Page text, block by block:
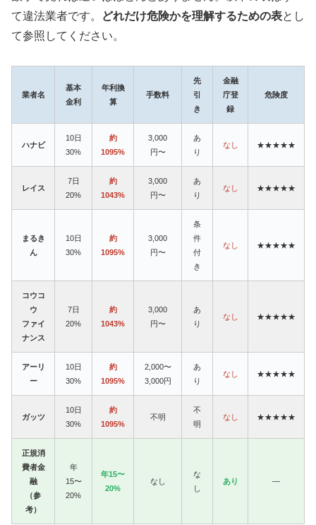
て違法業者です。
どれだけ危険かを理解するための表とし
て参照してください。
業者名
基本
金利
年利換
算
手数料
先
引
き
金融
庁登
録
危険度
ハナビ
10日
30%
約
1095%
3,000
円〜
あ
り
なし ★★★★★
レイス
7日
20%
約
1043%
3,000
円〜
あ
り
なし ★★★★★
まるき
ん
10日
30%
約
1095%
3,000
円〜
条
件
付
き
なし ★★★★★
コウコ
ウ
ファイ
ナンス
7日
20%
約
1043%
3,000
円〜
あ
り
なし ★★★★★
アーリ
ー
10日
30%
約
1095%
2,000〜
3,000円
あ
り
なし ★★★★★
ガッツ
10日
30%
約
1095%
不明
不
明
なし ★★★★★
正規消
費者金
融
（参
考）
年
15〜
20%
年15〜
20%
なし
な
し
あり —